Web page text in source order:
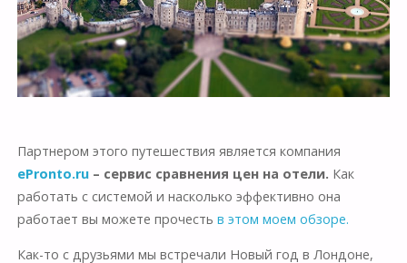
Партнером этого путешествия является компания
ePronto.ru– сервис сравнения цен на отели. Как
работать с системой и насколько эффективно она
работает вы можете прочесть в этом моем обзоре.
Как-то с друзьями мы встречали Новый год в Лондоне,